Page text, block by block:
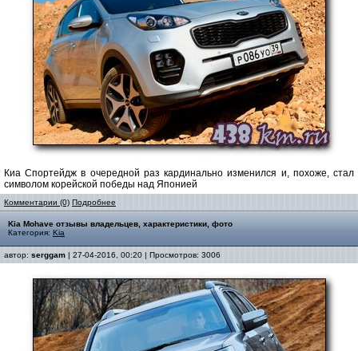
Киа Спортейдж в очередной раз кардинально изменился и, похоже, стал
символом корейской победы над Японией
Комментарии (0) Подробнее
Kia Mohave отзывы владельцев, характеристики, фото
Категория: Kia
автор: serggam | 27-04-2016, 00:20 | Просмотров: 3006